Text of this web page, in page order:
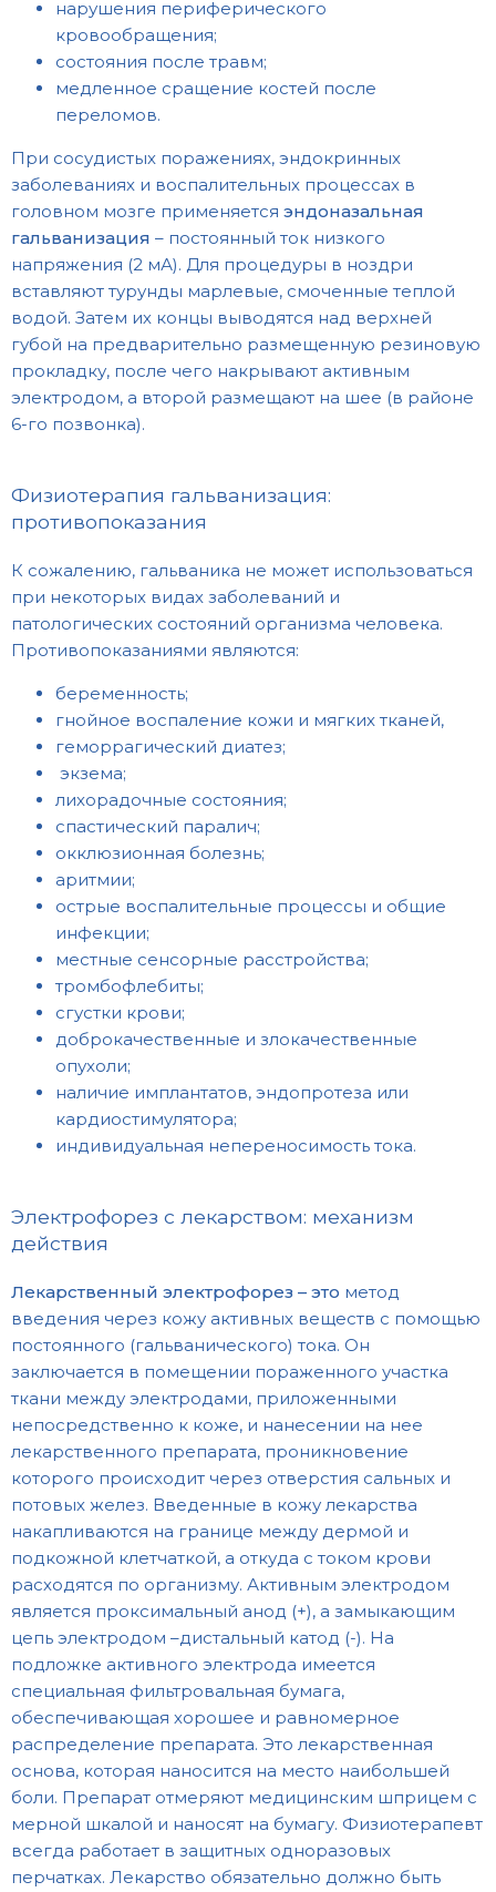
нарушения периферического
кровообращения;
состояния после травм;
медленное сращение костей после
переломов.
При сосудистых поражениях, эндокринных
заболеваниях и воспалительных процессах в
головном мозге применяется эндоназальная
гальванизация – постоянный ток низкого
напряжения (2 мА). Для процедуры в ноздри
вставляют турунды марлевые, смоченные теплой
водой. Затем их концы выводятся над верхней
губой на предварительно размещенную резиновую
прокладку, после чего накрывают активным
электродом, а второй размещают на шее (в районе
6-го позвонка).
Физиотерапия гальванизация:
противопоказания
К сожалению, гальваника не может использоваться
при некоторых видах заболеваний и
патологических состояний организма человека.
Противопоказаниями являются:
беременность;
гнойное воспаление кожи и мягких тканей,
геморрагический диатез;
экзема;
лихорадочные состояния;
спастический паралич;
окклюзионная болезнь;
аритмии;
острые воспалительные процессы и общие
инфекции;
местные сенсорные расстройства;
тромбофлебиты;
сгустки крови;
доброкачественные и злокачественные
опухоли;
наличие имплантатов, эндопротеза или
кардиостимулятора;
индивидуальная непереносимость тока.
Электрофорез с лекарством: механизм
действия
Лекарственный электрофорез – это метод
введения через кожу активных веществ с помощью
постоянного (гальванического) тока. Он
заключается в помещении пораженного участка
ткани между электродами, приложенными
непосредственно к коже, и нанесении на нее
лекарственного препарата, проникновение
которого происходит через отверстия сальных и
потовых желез. Введенные в кожу лекарства
накапливаются на границе между дермой и
подкожной клетчаткой, а откуда с током крови
расходятся по организму. Активным электродом
является проксимальный анод (+), а замыкающим
цепь электродом –дистальный катод (-). На
подложке активного электрода имеется
специальная фильтровальная бумага,
обеспечивающая хорошее и равномерное
распределение препарата. Это лекарственная
основа, которая наносится на место наибольшей
боли. Препарат отмеряют медицинским шприцем с
мерной шкалой и наносят на бумагу. Физиотерапевт
всегда работает в защитных одноразовых
перчатках. Лекарство обязательно должно быть